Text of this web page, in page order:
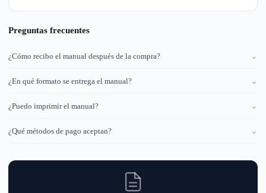
Preguntas frecuentes
¿Cómo recibo el manual después de la compra? ⌄
¿En qué formato se entrega el manual? ⌄
¿Puedo imprimir el manual? ⌄
¿Qué métodos de pago aceptan? ⌄